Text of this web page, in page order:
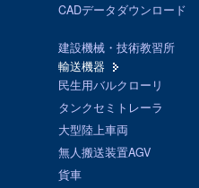
CADデータダウンロード
建設機械・技術教習所
輸送機器
民生用バルクローリ
タンクセミトレーラ
大型陸上車両
無人搬送装置AGV
貨車